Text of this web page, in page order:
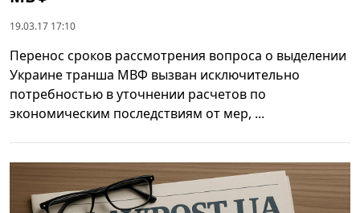
19.03.17 17:10
Перенос сроков рассмотрения вопроса о выделении
Украине транша МВФ вызван исключительно
потребностью в уточнении расчетов по
экономическим последствиям от мер, ...